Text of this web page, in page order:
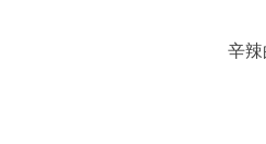
辛辣